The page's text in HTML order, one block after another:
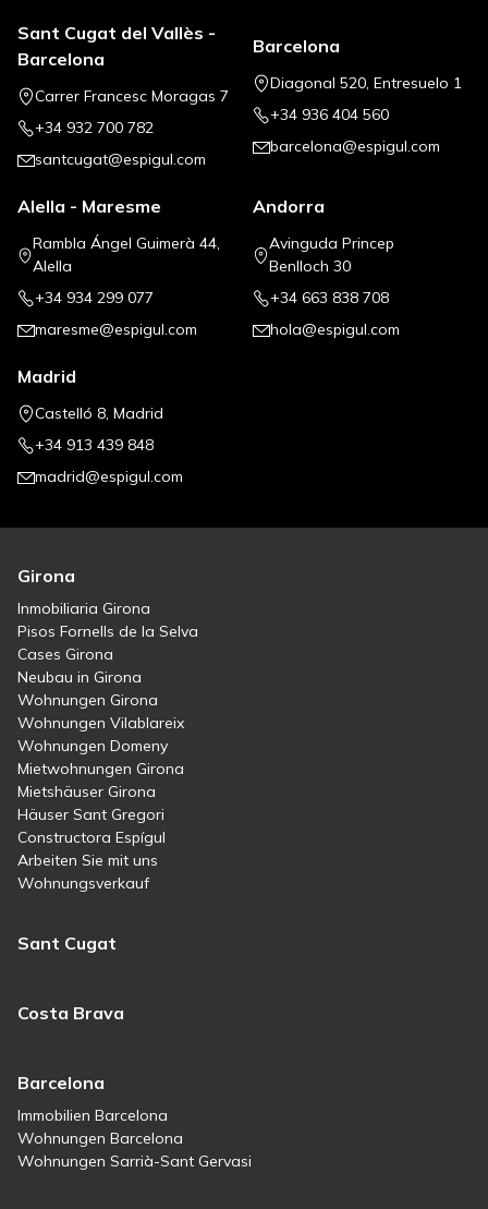
Sant Cugat del Vallès -
Barcelona
Carrer Francesc Moragas 7
+34 932 700 782
santcugat@espigul.com
Barcelona
Diagonal 520, Entresuelo 1
+34 936 404 560
barcelona@espigul.com
Alella - Maresme
Rambla Ángel Guimerà 44,
Alella
+34 934 299 077
maresme@espigul.com
Andorra
Avinguda Princep
Benlloch 30
+34 663 838 708
hola@espigul.com
Madrid
Castelló 8, Madrid
+34 913 439 848
madrid@espigul.com
Girona
Inmobiliaria Girona
Pisos Fornells de la Selva
Cases Girona
Neubau in Girona
Wohnungen Girona
Wohnungen Vilablareix
Wohnungen Domeny
Mietwohnungen Girona
Mietshäuser Girona
Häuser Sant Gregori
Constructora Espígul
Arbeiten Sie mit uns
Wohnungsverkauf
Sant Cugat
Costa Brava
Barcelona
Immobilien Barcelona
Wohnungen Barcelona
Wohnungen Sarrià-Sant Gervasi